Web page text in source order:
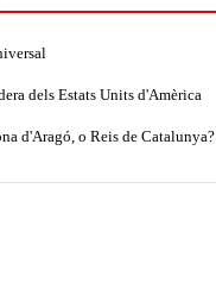
dels Estats Units d'Amèrica
d'Aragó, o Reis de Catalunya?